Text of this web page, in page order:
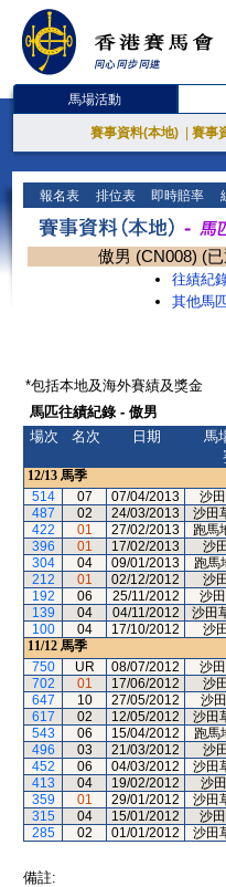
馬場活動
賽事資料(本地) 賽事
報名表 排位表 即時賠率
傲男 (CN008) (
往績紀
其他馬
*包括本地及海外賽績及獎金
馬匹往績紀錄 - 傲男
場次
名次 日期
馬
12/13 馬季
514
07 07/04/2013 沙
487
02 24/03/2013 沙田
422
01 27/02/2013 跑馬
396
01 17/02/2013 沙
304
04 09/01/2013 跑馬
212
01 02/12/2012 沙
192
06 25/11/2012 沙
139
04 04/11/2012 沙田
100
04 17/10/2012 沙
11/12 馬季
750
UR 08/07/2012 沙
702
01 17/06/2012 沙
647
10 27/05/2012 沙
617
02 12/05/2012 沙田
543
06 15/04/2012 跑馬
496
03 21/03/2012 沙
452
06 04/03/2012 沙田
413
04 19/02/2012 沙
359
01 29/01/2012 沙田
315
04 15/01/2012 沙
285
02 01/01/2012 沙田
備註: